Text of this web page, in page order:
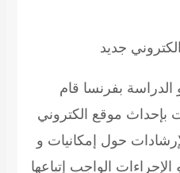
جديد
الدراسة بفرنسا قام
بإحداث موقع الكتروني
حول إمكانيات و
الواجب إتباعها